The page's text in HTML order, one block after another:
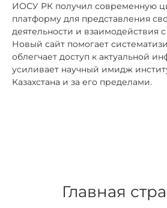
ИОСУ РК получил современную
платформу для представления
деятельности и взаимодействия
Новый сайт помогает
облегчает доступ к актуальной
усиливает научный имидж
Казахстана и за его пределами.
Главная